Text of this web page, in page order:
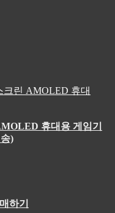
휴대용 게임기
)
하기